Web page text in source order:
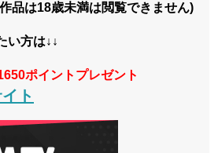
品は18歳未満は閲覧できません)
い方は↓↓
ポイントプレゼント
ト